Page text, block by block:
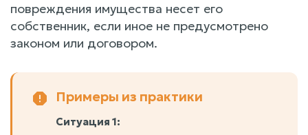
повреждения имущества несет его
собственник, если иное не предусмотрено
законом или договором.
Примеры из практики
Ситуация 1: